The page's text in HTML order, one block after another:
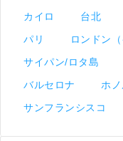
カイロ
台北
パリ
ロンドン（
サイパン/ロタ島
バルセロナ
ホ
サンフランシスコ